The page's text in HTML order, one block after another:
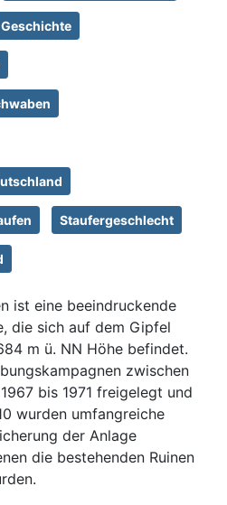
Staufergeschlecht
ist eine beeindruckende
die sich auf dem Gipfel
m ü. NN Höhe befindet.
zwischen
bis 1971 freigelegt und
wurden umfangreiche
der Anlage
die bestehenden Ruinen